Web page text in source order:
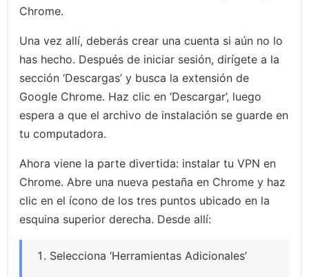
Chrome.
Una vez allí, deberás crear una cuenta si aún no lo
has hecho. Después de iniciar sesión, dirígete a la
sección ‘Descargas’ y busca la extensión de
Google Chrome. Haz clic en ‘Descargar’, luego
espera a que el archivo de instalación se guarde en
tu computadora.
Ahora viene la parte divertida: instalar tu VPN en
Chrome. Abre una nueva pestaña en Chrome y haz
clic en el ícono de los tres puntos ubicado en la
esquina superior derecha. Desde allí:
Selecciona ‘Herramientas Adicionales’